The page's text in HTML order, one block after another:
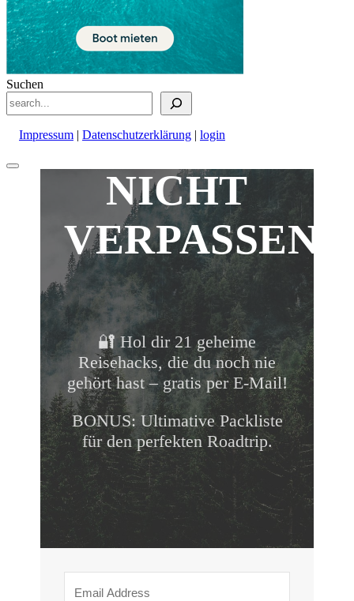
Suchen
Impressum | Datenschutzerklärung | login
Nach
NICHT
VERPASSEN!
🔐 Hol dir 21 geheime
Reisehacks, die du noch nie
gehört hast – gratis per E-Mail!
BONUS: Ultimative Packliste
für den perfekten Roadtrip.